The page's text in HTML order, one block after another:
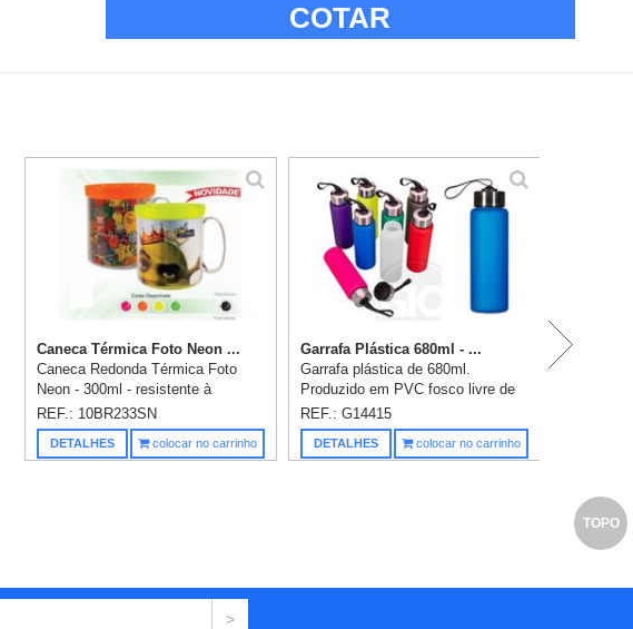
COTAR
Caneca Térmica Foto Neon ...
Caneca Redonda Térmica Foto
Neon - 300ml - resistente à
microondas e máquina de lavar,
gravação em 1 cor já incluso.
Consultar as cores.
REF.: 10BR233SN
DETALHES colocar no carrinho
Garrafa Plástica 680ml - ...
Garrafa plástica de 680ml.
Produzido em PVC fosco livre de
BPA, a squeeze possui tampa
rosqueável em inox com alça
elástica para transporte (não
REF.: G14415
DETALHES colocar no carrinho
TOPO